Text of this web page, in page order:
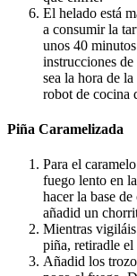
El helado está
a consumir la
unos 40
instrucciones
sea la hora de
robot de cocina
Piña Caramelizada
Para el
fuego lento en
hacer la base
añadid un
Mientras vigiláis
piña, retiradle el
Añadid los